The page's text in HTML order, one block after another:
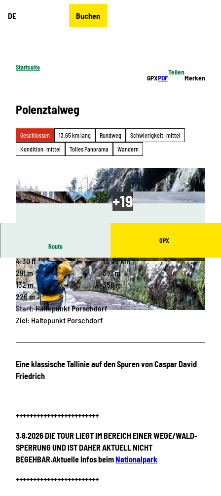
DE Buchen
Startseite
GPXPDF
Teilen
Merken
Polenztalweg
Geschlossen 13,65 km lang Rundweg
Schwierigkeit: mittel
Kondition: mittel
Tolles Panorama Wandern
© Sebastian Thiel, Tourismusverband Sächsische Schweiz
© Sabine Meisel, Tourismusverband Sächsische
Schweiz / Florian Trykowski
© Philipp Zieger, Tourismusverband Sächsische
Schweiz
Route
GPX
4:30 h
13,65 km
291 m
310 m
132 m
358 m
226 m
Start: Haltepunkt Porschdorf
Ziel: Haltepunkt Porschdorf
Eine klassische Tallinie auf den Spuren von Caspar David
Friedrich
++++++++++++++++++++++++
3.8.2026 DIE TOUR LIEGT IM BEREICH EINER WEGE/WALD-
SPERRUNG UND IST DAHER AKTUELL NICHT
BEGEHBAR.Aktuelle Infos beimNationalpark
++++++++++++++++++++++++